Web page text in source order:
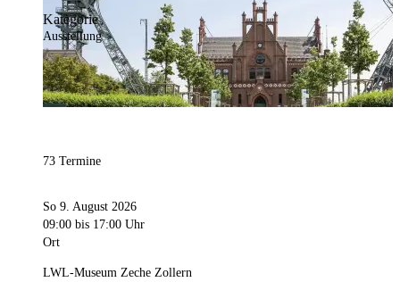
Kategorie
Ausstellung
73 Termine
So 9. August 2026
09:00 bis 17:00 Uhr
Ort
LWL-Museum Zeche Zollern